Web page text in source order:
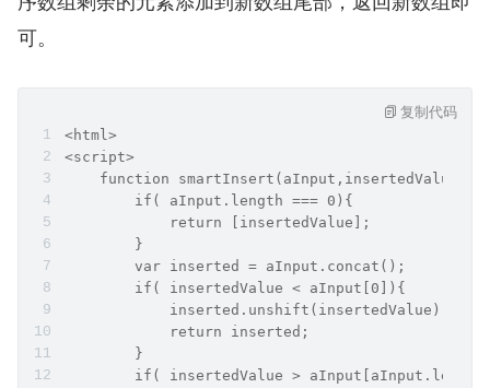
可。
<html>
<script>
    function smartInsert(aInput,insertedValue){
        if( aInput.length === 0){
            return [insertedValue];
        }
        var inserted = aInput.concat();
        if( insertedValue < aInput[0]){
            inserted.unshift(insertedValue);
            return inserted;
        }
if( insertedValue >
复制代码